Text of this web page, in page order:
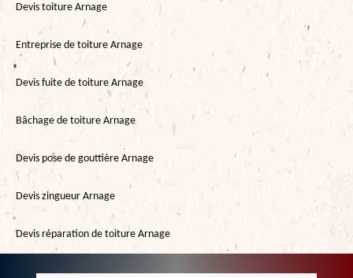
Devis toiture Arnage
Entreprise de toiture Arnage
Devis fuite de toiture Arnage
Bâchage de toiture Arnage
Devis pose de gouttière Arnage
Devis zingueur Arnage
Devis réparation de toiture Arnage